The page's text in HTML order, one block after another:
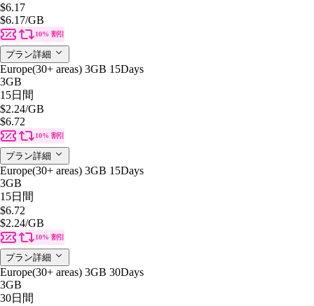
$6.17
$6.17/GB
10% 割引
プラン詳細
Europe(30+ areas) 3GB 15Days
3GB
15日間
$2.24/GB
$6.72
10% 割引
プラン詳細
Europe(30+ areas) 3GB 15Days
3GB
15日間
$6.72
$2.24/GB
10% 割引
プラン詳細
Europe(30+ areas) 3GB 30Days
3GB
30日間